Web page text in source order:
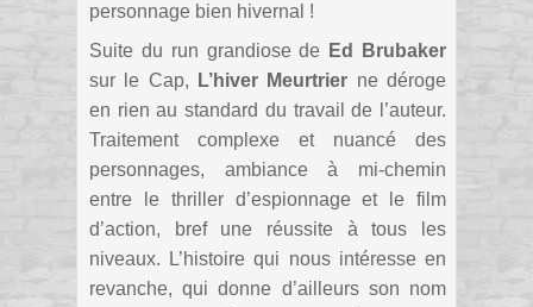
personnage bien hivernal !
Suite du run grandiose de Ed Brubaker
sur le Cap,
L’hiver Meurtrier ne déroge
en rien au standard du travail de l’auteur.
Traitement complexe et nuancé des
personnages, ambiance à mi-chemin
entre le thriller d’espionnage et le film
d’action, bref une réussite à tous les
niveaux. L’histoire qui nous intéresse en
revanche, qui donne d’ailleurs son nom